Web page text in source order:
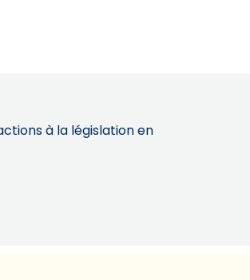
à la législation en